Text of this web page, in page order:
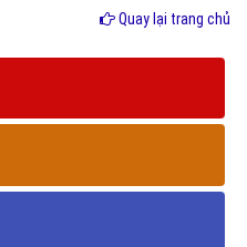
Quay lại trang chủ